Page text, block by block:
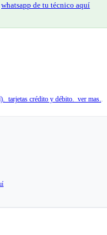
whatsapp de tu técnico aquí
tarjetas crédito y débito. ver mas..